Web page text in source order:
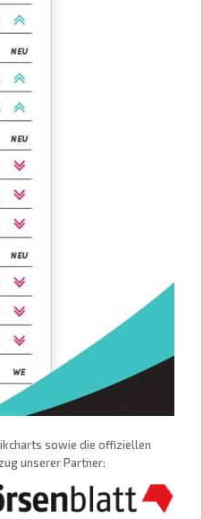
sowie die offiziellen
unserer Partner: